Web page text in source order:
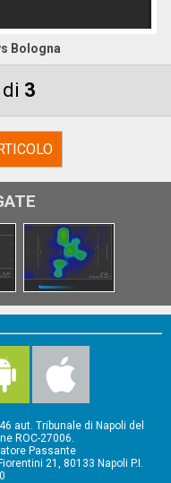
Bologna
di 3
aut. Tribunale di Napoli del
ROC-27006.
Passante
21, 80133 Napoli P.I.